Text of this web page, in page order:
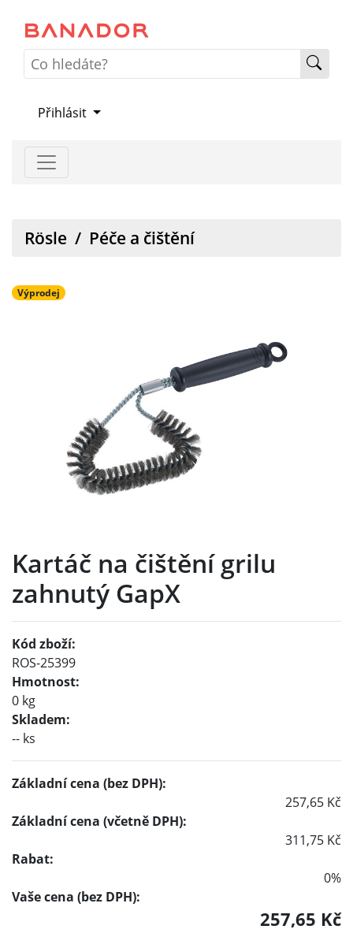
Přihlásit
Rösle / Péče a čištění
Výprodej
Kartáč na čištění grilu
zahnutý GapX
Kód zboží:
ROS-25399
Hmotnost:
0 kg
Skladem:
-- ks
Základní cena (bez DPH):
257,65 Kč
Základní cena (včetně DPH):
311,75 Kč
Rabat:
0%
Vaše cena (bez DPH):
257,65 Kč